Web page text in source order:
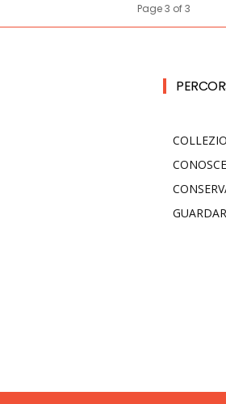
Page 3 of 3